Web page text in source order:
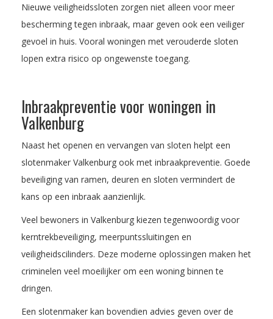
Nieuwe veiligheidssloten zorgen niet alleen voor meer
bescherming tegen inbraak, maar geven ook een veiliger
gevoel in huis. Vooral woningen met verouderde sloten
lopen extra risico op ongewenste toegang.
Inbraakpreventie voor woningen in
Valkenburg
Naast het openen en vervangen van sloten helpt een
slotenmaker Valkenburg ook met inbraakpreventie. Goede
beveiliging van ramen, deuren en sloten vermindert de
kans op een inbraak aanzienlijk.
Veel bewoners in Valkenburg kiezen tegenwoordig voor
kerntrekbeveiliging, meerpuntssluitingen en
veiligheidscilinders. Deze moderne oplossingen maken het
criminelen veel moeilijker om een woning binnen te
dringen.
Een slotenmaker kan bovendien advies geven over de